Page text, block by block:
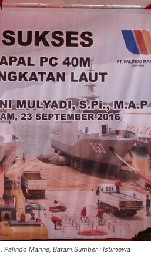
Palindo Marine, Batam.Sumber : Istimewa